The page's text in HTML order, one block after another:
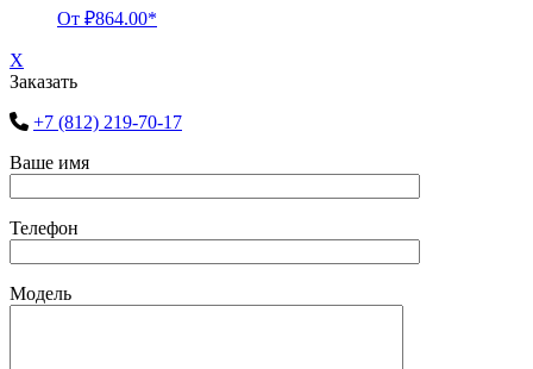
От ₽864.00*
X
Заказать
+7 (812) 219-70-17
Ваше имя
Телефон
Модель